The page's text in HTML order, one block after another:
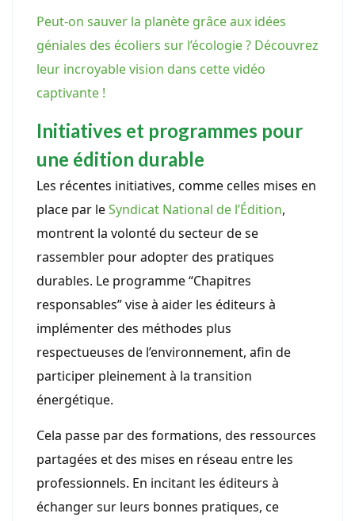
Peut-on sauver la planète grâce aux idées
géniales des écoliers sur l’écologie ? Découvrez
leur incroyable vision dans cette vidéo
captivante !
Initiatives et programmes pour
une édition durable
Les récentes initiatives, comme celles mises en
place par leSyndicat National de l’Édition,
montrent la volonté du secteur de se
rassembler pour adopter des pratiques
durables. Le programme “Chapitres
responsables” vise à aider les éditeurs à
implémenter des méthodes plus
respectueuses de l’environnement, afin de
participer pleinement à la transition
énergétique.
Cela passe par des formations, des ressources
partagées et des mises en réseau entre les
professionnels. En incitant les éditeurs à
échanger sur leurs bonnes pratiques, ce